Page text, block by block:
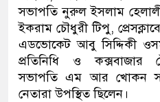
সভাপতি নুরুল ইসলাম
ইকরাম চৌধুরী টিপু,
এডভোকেট আবু সিদ্দিকী
প্রতিনিধি ও কক্সবাজার
সভাপতি এম আর খোকন সহ
নেতারা উপস্থিত ছিলেন।